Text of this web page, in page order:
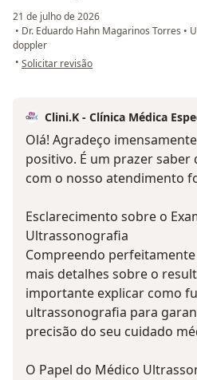
21 de julho de 2026
• Dr. Eduardo Hahn Magarinos Torres •
doppler
• na opinião do utilizador Ariane
Solicitar revisão
Clini.K - Clínica Médica
Olá! Agradeço
positivo. É um prazer saber
com o nosso atendimento
Esclarecimento sobre o
Ultrassonografia
Compreendo
mais detalhes sobre o
importante explicar como
ultrassonografia para
precisão do seu cuidado
O Papel do Médico